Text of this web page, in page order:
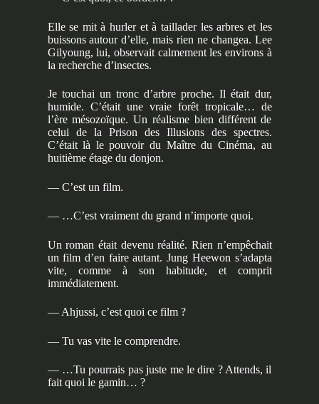
Elle se mit à hurler et à taillader les arbres et les
buissons autour d’elle, mais rien ne changea. Lee
Gilyoung, lui, observait calmement les environs à
la recherche d’insectes.
Je touchai un tronc d’arbre proche. Il était dur,
humide. C’était une vraie forêt tropicale… de
l’ère mésozoïque. Un réalisme bien différent de
celui de la Prison des Illusions des spectres.
C’était là le pouvoir du Maître du Cinéma, au
huitième étage du donjon.
— C’est un film.
— …C’est vraiment du grand n’importe quoi.
Un roman était devenu réalité. Rien n’empêchait
un film d’en faire autant. Jung Heewon s’adapta
vite, comme à son habitude, et comprit
immédiatement.
— Ahjussi, c’est quoi ce film ?
— Tu vas vite le comprendre.
— …Tu pourrais pas juste me le dire ? Attends, il
fait quoi le gamin… ?